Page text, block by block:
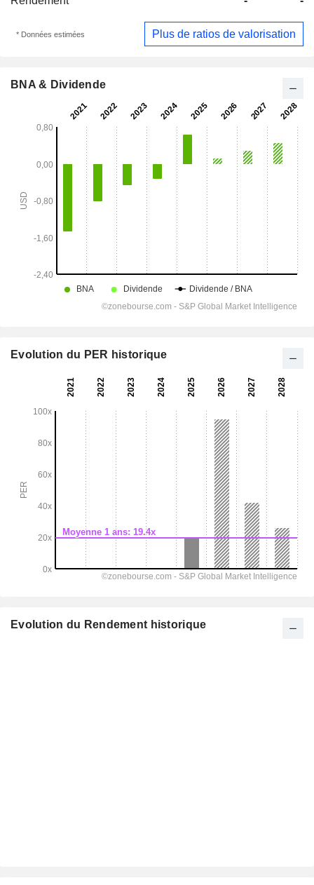
* Données estimées Plus de ratios de valorisation
BNA & Dividende
Evolution du PER historique
Evolution du Rendement historique